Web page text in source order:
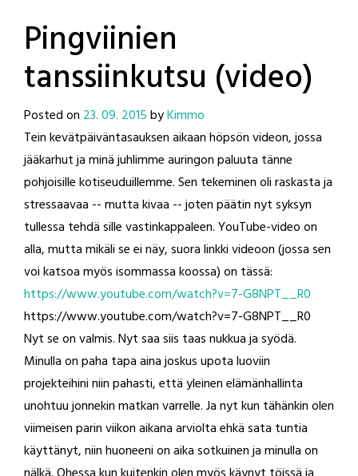
Pingviinien
tanssiinkutsu (video)
Posted on 23. 09. 2015byKimmo
Tein kevätpäiväntasauksen aikaan höpsön videon, jossa
jääkarhut ja minä juhlimme auringon paluuta tänne
pohjoisille kotiseuduillemme. Sen tekeminen oli raskasta ja
stressaavaa -- mutta kivaa -- joten päätin nyt syksyn
tullessa tehdä sille vastinkappaleen. YouTube-video on
alla, mutta mikäli se ei näy, suora linkki videoon (jossa sen
voi katsoa myös isommassa koossa) on tässä:
https://www.youtube.com/watch?v=7-G8NPT__R0
https://www.youtube.com/watch?v=7-G8NPT__R0
Nyt se on valmis. Nyt saa siis taas nukkua ja syödä.
Minulla on paha tapa aina joskus upota luoviin
projekteihini niin pahasti, että yleinen elämänhallinta
unohtuu jonnekin matkan varrelle. Ja nyt kun tähänkin olen
viimeisen parin viikon aikana arviolta ehkä sata tuntia
käyttänyt, niin huoneeni on aika sotkuinen ja minulla on